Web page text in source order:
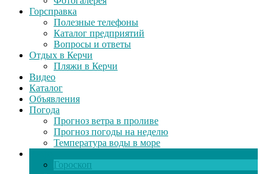
Горсправка
Полезные телефоны
Каталог предприятий
Вопросы и ответы
Отдых в Керчи
Пляжи в Керчи
Видео
Каталог
Объявления
Погода
Прогноз ветра в проливе
Прогноз погоды на неделю
Температура воды в море
Гороскоп